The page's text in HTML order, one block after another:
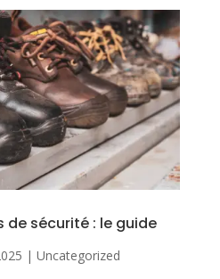
de sécurité : le guide
| Uncategorized